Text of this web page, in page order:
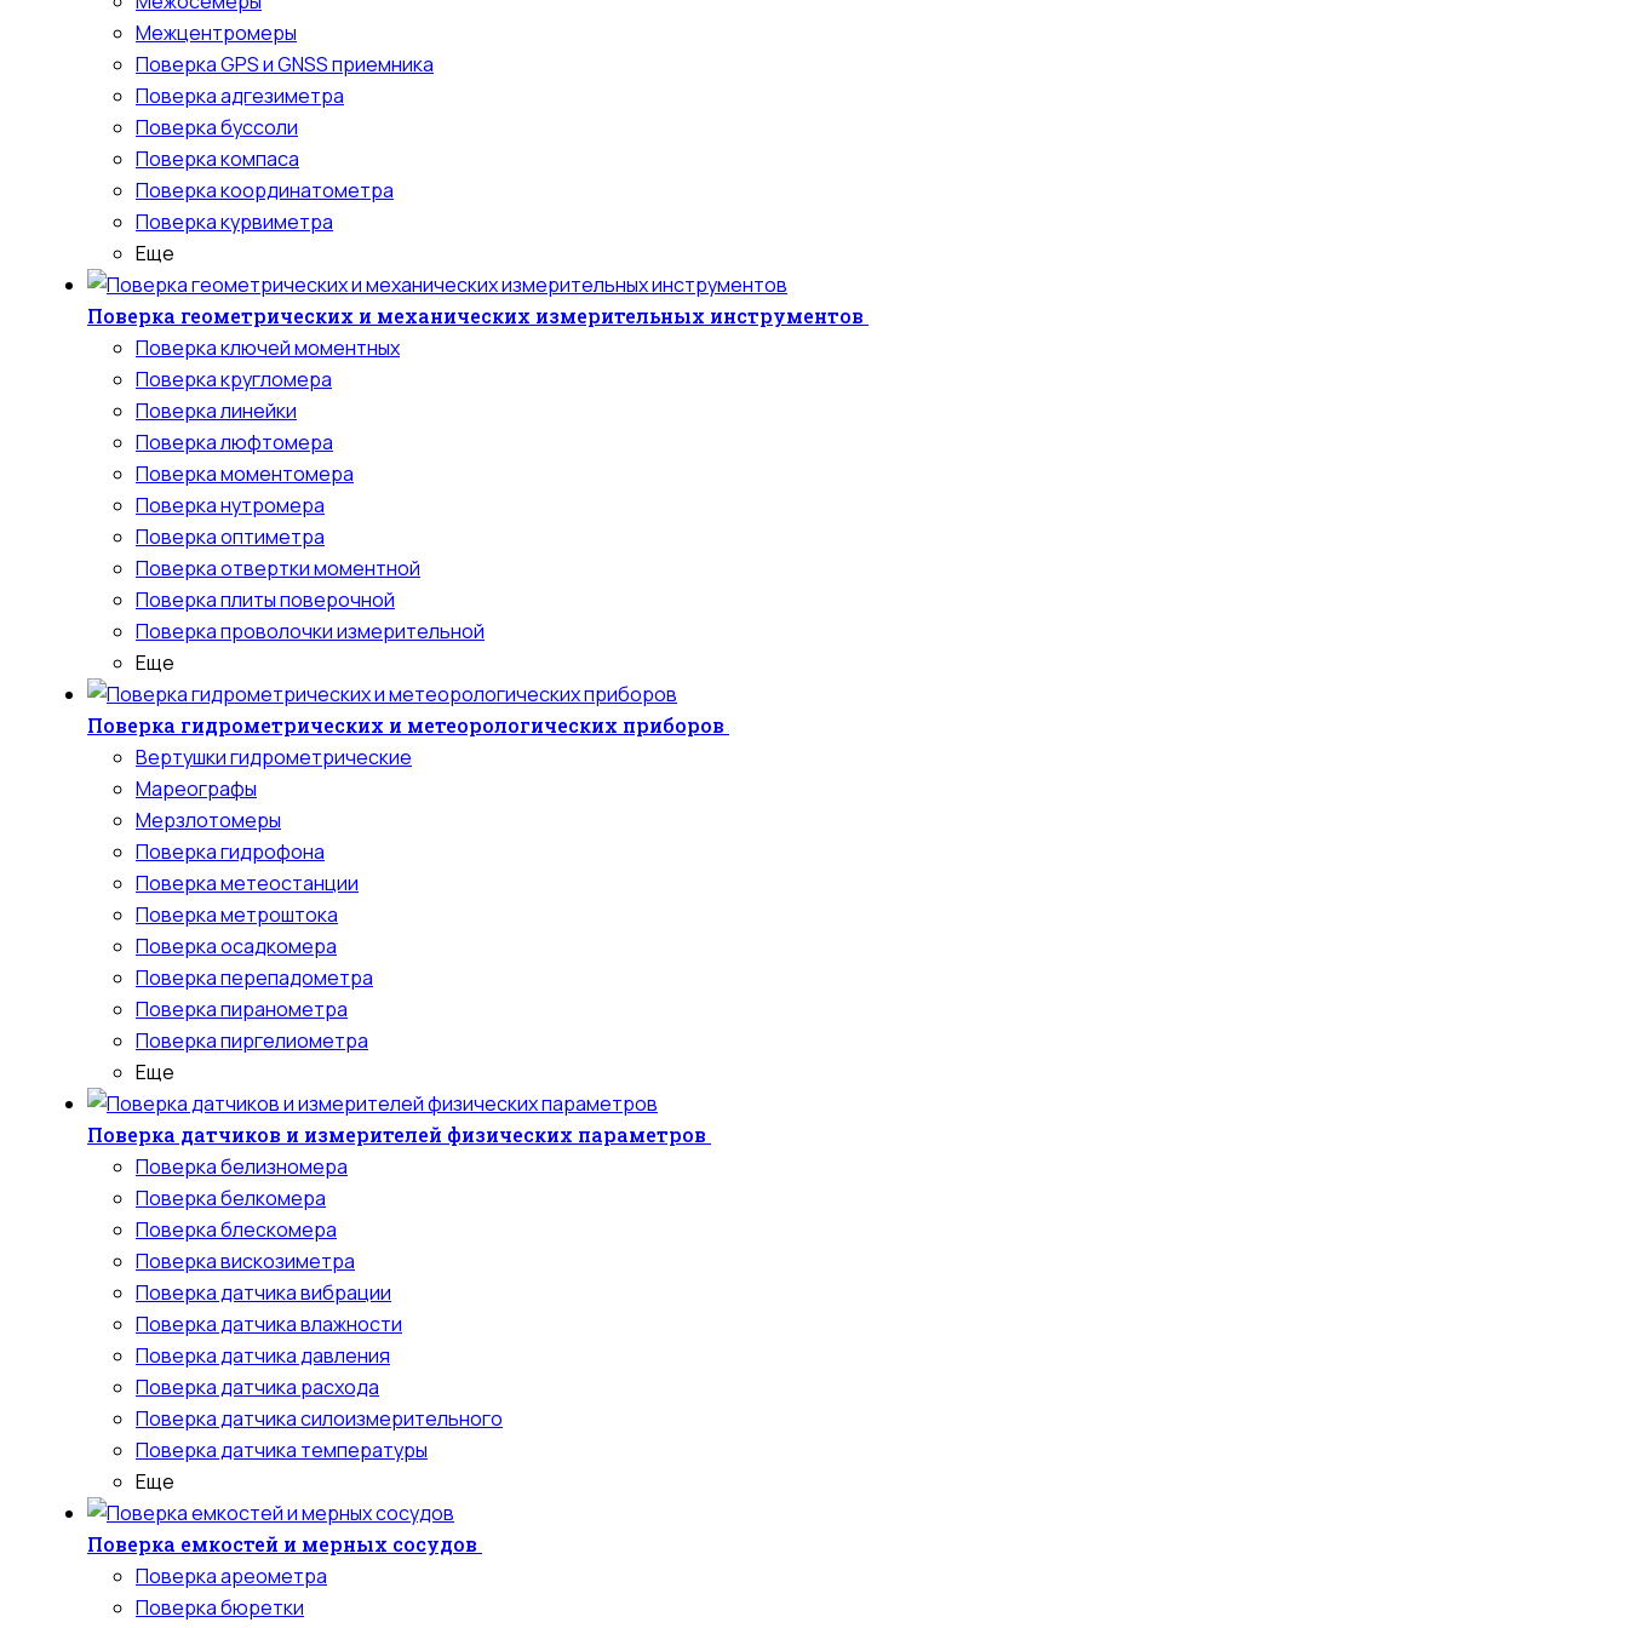
Межцентромеры
Поверка GPS и GNSS приемника
Поверка адгезиметра
Поверка буссоли
Поверка компаса
Поверка координатометра
Поверка курвиметра
Еще
Поверка геометрических и механических измерительных инструментов
Поверка ключей моментных
Поверка кругломера
Поверка линейки
Поверка люфтомера
Поверка моментомера
Поверка нутромера
Поверка оптиметра
Поверка отвертки моментной
Поверка плиты поверочной
Поверка проволочки измерительной
Еще
Поверка гидрометрических и метеорологических приборов
Вертушки гидрометрические
Мареографы
Мерзлотомеры
Поверка гидрофона
Поверка метеостанции
Поверка метроштока
Поверка осадкомера
Поверка перепадометра
Поверка пиранометра
Поверка пиргелиометра
Еще
Поверка датчиков и измерителей физических параметров
Поверка белизномера
Поверка белкомера
Поверка блескомера
Поверка вискозиметра
Поверка датчика вибрации
Поверка датчика влажности
Поверка датчика давления
Поверка датчика расхода
Поверка датчика силоизмерительного
Поверка датчика температуры
Еще
Поверка емкостей и мерных сосудов
Поверка ареометра
Поверка бюретки